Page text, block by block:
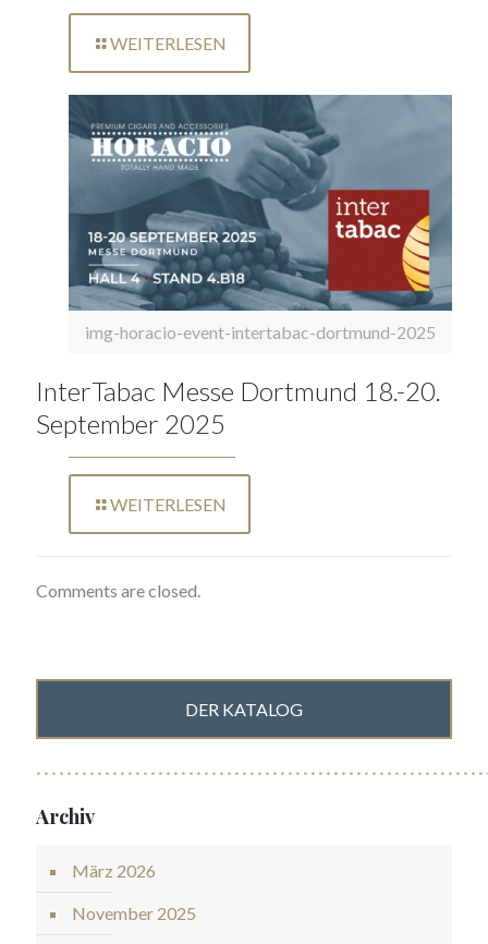
WEITERLESEN
img-horacio-event-intertabac-dortmund-2025
InterTabac Messe Dortmund 18.-20.
September 2025
WEITERLESEN
Comments are closed.
DER KATALOG
Archiv
März 2026
November 2025